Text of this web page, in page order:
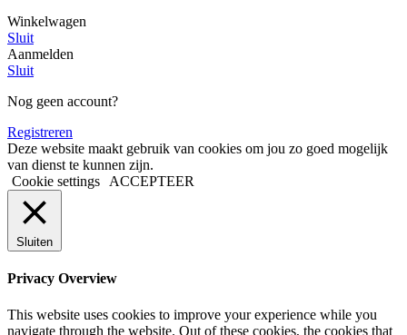
Winkelwagen
Sluit
Aanmelden
Sluit
Nog geen account?
Registreren
Deze website maakt gebruik van cookies om jou zo goed mogelijk
van dienst te kunnen zijn.
Cookie settings
ACCEPTEER
Sluiten
Privacy Overview
This website uses cookies to improve your experience while you
navigate through the website. Out of these cookies, the cookies that